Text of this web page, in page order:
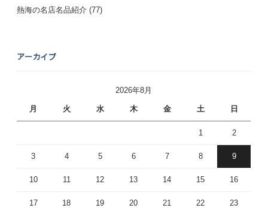
熱海の名店名品紹介 (77)
アーカイブ
2026年8月
月 火 水 木 金 土 日
1 2
3 4 5 6 7 8 9
10 11 12 13 14 15 16
17 18 19 20 21 22 23